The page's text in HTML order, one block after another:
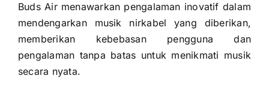
Buds Air menawarkan pengalaman inovatif dalam
mendengarkan musik nirkabel yang diberikan,
memberikan kebebasan pengguna dan
pengalaman tanpa batas untuk menikmati musik
secara nyata.